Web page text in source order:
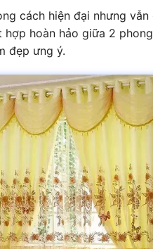
cách hiện đại nhưng vẫn
hợp hoàn hảo giữa 2
đẹp ưng ý.